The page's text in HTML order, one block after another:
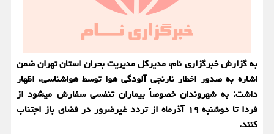
به گزارش خبرگزاری نام، مدیرکل مدیریت بحران استان تهران ضمن
اشاره به صدور اخطار نارنجی آلودگی هوا توسط هواشناسی، اظهار
داشت: به شهروندان خصوصاً بیماران تنفسی سفارش میشود از
فردا تا دوشنبه ۱۹ آذرماه از تردد غیرضرور در فضای باز اجتناب
کنند.